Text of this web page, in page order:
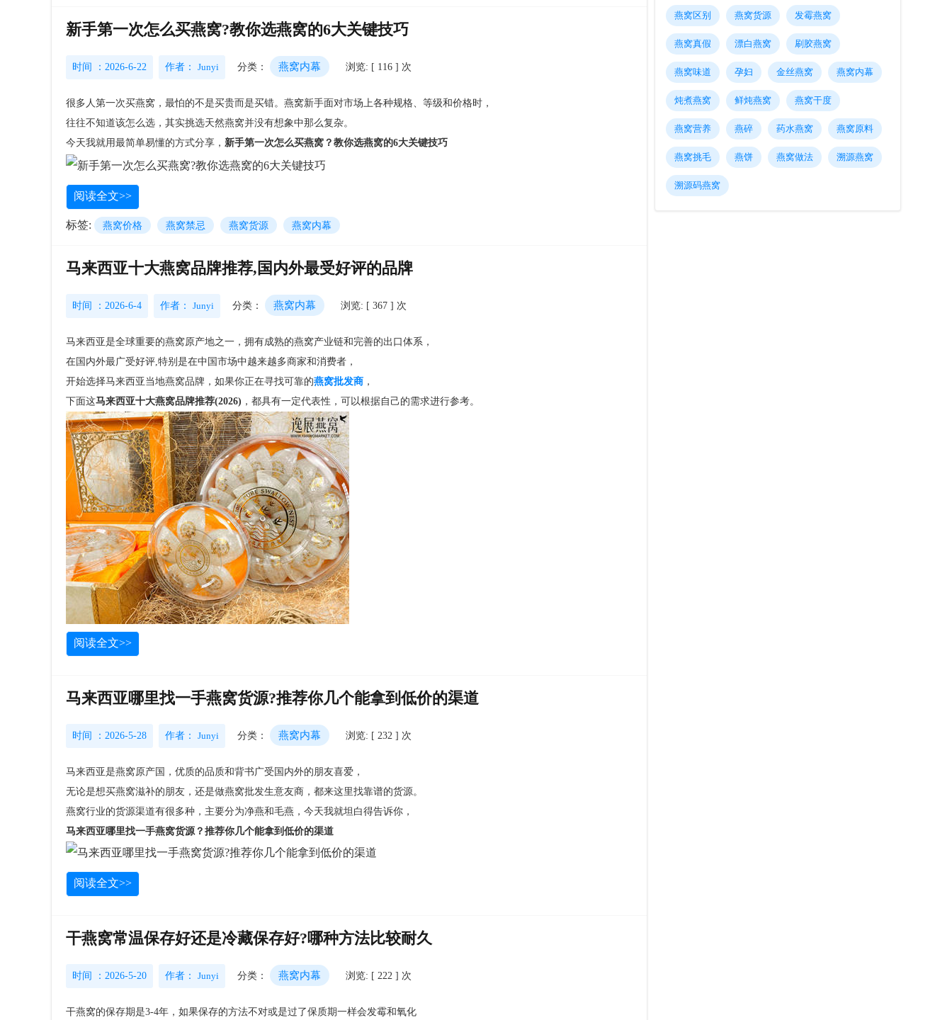
新手第一次怎么买燕窝?教你选燕窝的6大关键技巧
时间 ：2026-6-22 作者： Junyi 分类： 燕窝内幕 浏览: [ 116 ] 次
很多人第一次买燕窝，最怕的不是买贵而是买错。燕窝新手面对市场上各种规格、等级和价格时，
往往不知道该怎么选，其实挑选天然燕窝并没有想象中那么复杂。
今天我就用最简单易懂的方式分享， 新手第一次怎么买燕窝？教你选燕窝的6大关键技巧
阅读全文>>
标签: 燕窝价格 燕窝禁忌 燕窝货源 燕窝内幕
马来西亚十大燕窝品牌推荐,国内外最受好评的品牌
时间 ：2026-6-4 作者： Junyi 分类： 燕窝内幕 浏览: [ 367 ] 次
马来西亚是全球重要的燕窝原产地之一，拥有成熟的燕窝产业链和完善的出口体系，
在国内外最广受好评, 特别是在中国市场中越来越多商家和消费者，
开始选择马来西亚当地燕窝品牌， 如果你正在寻找可靠的燕窝批发商 ，
下面这马来西亚十大燕窝品牌推荐(2026) ，都具有一定代表性，可以根据自己的需求进行参考。
阅读全文>>
马来西亚哪里找一手燕窝货源?推荐你几个能拿到低价的渠道
时间 ：2026-5-28 作者： Junyi 分类： 燕窝内幕 浏览: [ 232 ] 次
马来西亚是燕窝原产国，优质的品质和背书广受国内外的朋友喜爱，
无论是想买燕窝滋补的朋友，还是做燕窝批发生意友商，都来这里找靠谱的货源。
燕窝行业的货源渠道有很多种，主要分为净燕和毛燕， 今天我就坦白得告诉你，
马来西亚哪里找一手燕窝货源？推荐你几个能拿到低价的渠道
阅读全文>>
干燕窝常温保存好还是冷藏保存好?哪种方法比较耐久
时间 ：2026-5-20 作者： Junyi 分类： 燕窝内幕 浏览: [ 222 ] 次
干燕窝的保存期是3-4年，如果保存的方法不对或是过了保质期一样会发霉和氧化
燕窝区别 燕窝货源 发霉燕窝
燕窝真假 漂白燕窝 刷胶燕窝
燕窝味道 孕妇 金丝燕窝 燕窝内幕
炖煮燕窝 鲜炖燕窝 燕窝干度
燕窝营养 燕碎 药水燕窝 燕窝原料
燕窝挑毛 燕饼 燕窝做法 溯源燕窝
溯源码燕窝